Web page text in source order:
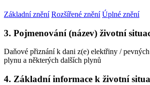
Základní znění Rozšířené znění Úplné znění
3. Pojmenování (název) životní
Daňové přiznání k dani z(e) elektřiny /
plynu a některých dalších plynů
4. Základní informace k životní